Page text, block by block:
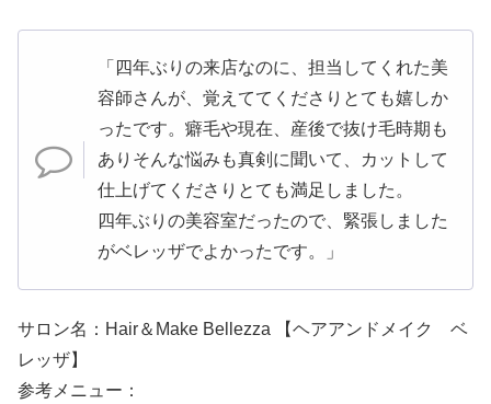
「四年ぶりの来店なのに、担当してくれた美
容師さんが、覚えててくださりとても嬉しか
ったです。癖毛や現在、産後で抜け毛時期も
ありそんな悩みも真剣に聞いて、カットして
仕上げてくださりとても満足しました。
四年ぶりの美容室だったので、緊張しました
がベレッザでよかったです。」
サロン名：Hair＆Make Bellezza 【ヘアアンドメイク ベ
レッザ】
参考メニュー：